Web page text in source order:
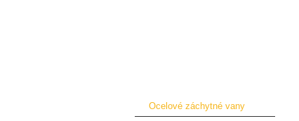
Ocelové záchytné vany